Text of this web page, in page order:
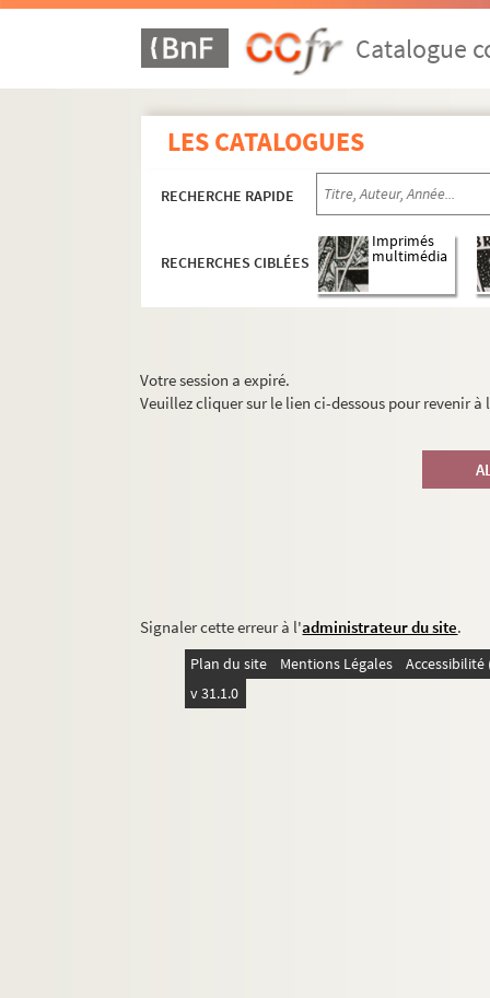
Catalogue
LES CATALOGUES
RECHERCHE RAPIDE
RECHERCHES CIBLÉES
Imprimés
multimédia
Votre session a expiré.
Veuillez cliquer sur le lien ci-dessous pour revenir
Signaler cette erreur à l'administrateur du site.
Plan du site Mentions Légales
v 31.1.0